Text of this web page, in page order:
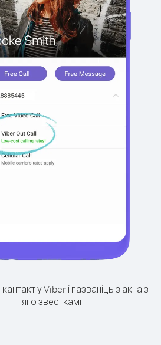
у Viber і пазваніць з акна з
яго звесткамі